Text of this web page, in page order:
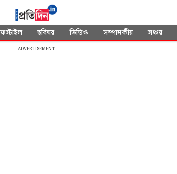
ছবিঘর ভিডিও সম্পাদকীয় সঞ্চয়
ADVERTISEMENT